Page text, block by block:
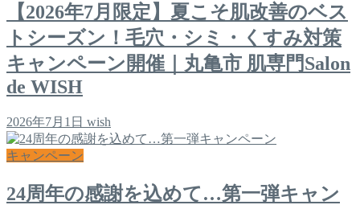
【2026年7月限定】夏こそ肌改善のベス
トシーズン！毛穴・シミ・くすみ対策
キャンペーン開催｜丸亀市 肌専門Salon
de WISH
2026年7月1日 wish
キャンペーン
24周年の感謝を込めて…第一弾キャン